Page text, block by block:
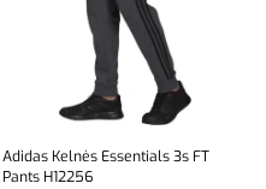
Adidas Kelnės Essentials 3s FT
Pants H12256